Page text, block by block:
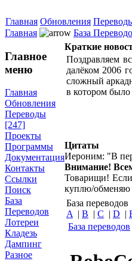
Главная Обновления
Главная
База
Главное
меню
Главная
Обновления
Переводы
[247]
Проекты
Программы
Документация
Контакты
Ссылки
Поиск
База
Переводов
Лотереи
Кладезь
Дампинг
Разное
Краткие
Поздравляем
далёком 2006
сложный
в котором
Цитаты
Иероним: "В
Внимание!
Товарищи!
куплю/обменяю
База переводов
A | B | C | D |
База переводов